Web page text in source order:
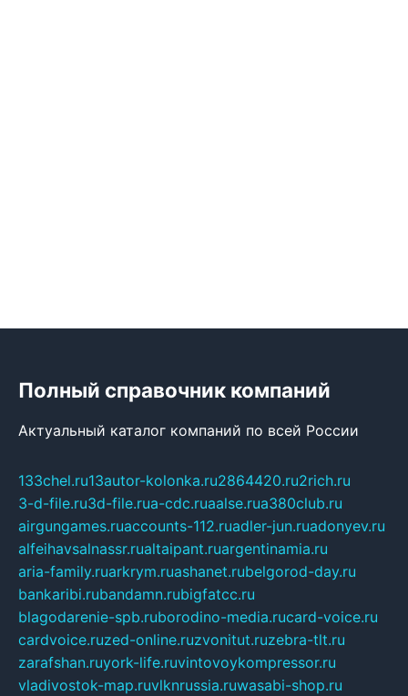
Полный справочник компаний
Актуальный каталог компаний по всей России
133chel.ru13autor-kolonka.ru2864420.ru2rich.ru
3-d-file.ru3d-file.rua-cdc.ruaalse.rua380club.ru
airgungames.ruaccounts-112.ruadler-jun.ruadonyev.ru
alfeihavsalnassr.rualtaipant.ruargentinamia.ru
aria-family.ruarkrym.ruashanet.rubelgorod-day.ru
bankaribi.rubandamn.rubigfatcc.ru
blagodarenie-spb.ruborodino-media.rucard-voice.ru
cardvoice.ruzed-online.ruzvonitut.ruzebra-tlt.ru
zarafshan.ruyork-life.ruvintovoykompressor.ru
vladivostok-map.ruvlknrussia.ruwasabi-shop.ru